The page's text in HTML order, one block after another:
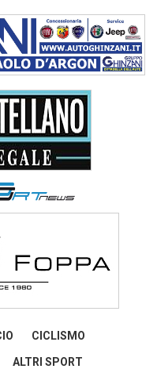
CICLISMO
ALTRI SPORT